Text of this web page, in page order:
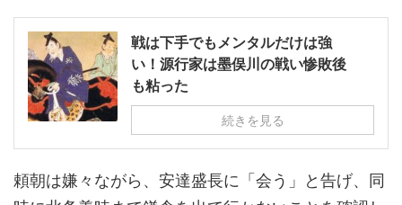
戦は下手でもメンタルだけは強
い！源行家は墨俣川の戦い惨敗後
も粘った
続きを見る
頼朝は嫌々ながら、安達盛長に「会う」と告げ、同